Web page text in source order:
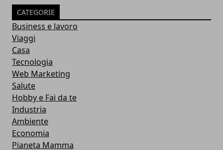
CATEGORIE
Business e lavoro
Viaggi
Casa
Tecnologia
Web Marketing
Salute
Hobby e Fai da te
Industria
Ambiente
Economia
Pianeta Mamma